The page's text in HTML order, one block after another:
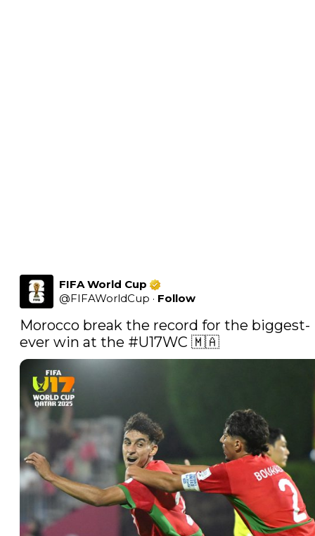
FIFA World Cup
@FIFAWorldCup · Follow
Morocco break the record for the biggest-
ever win at the #U17WC 🇲🇦